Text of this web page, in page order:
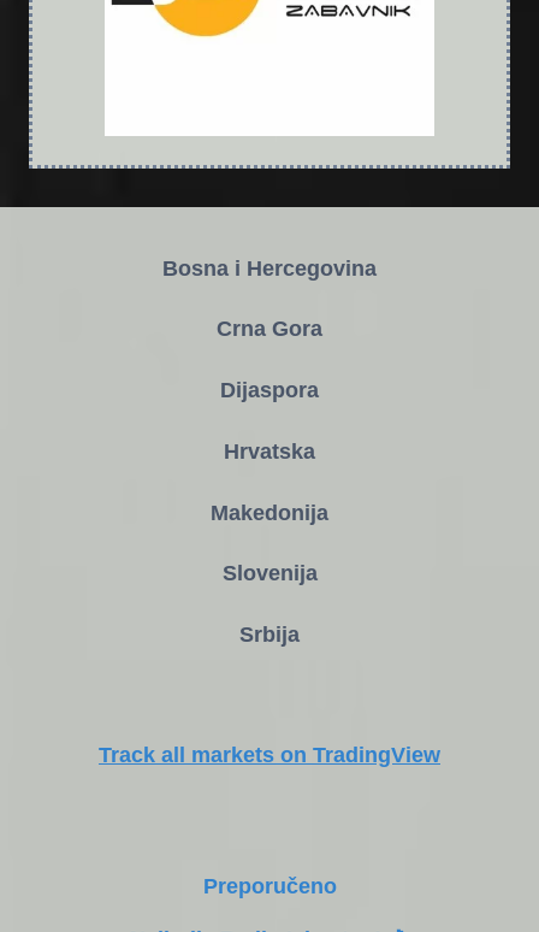
Bosna i Hercegovina
Crna Gora
Dijaspora
Hrvatska
Makedonija
Slovenija
Srbija
Track all markets on TradingView
Preporučeno